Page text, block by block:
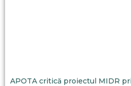
APOTA critică proiectul MIDR